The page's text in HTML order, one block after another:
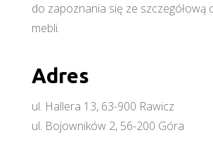
do zapoznania się ze szczegółową
mebli.
Adres
ul. Hallera 13, 63-900 Rawicz
ul. Bojowników 2, 56-200 Góra